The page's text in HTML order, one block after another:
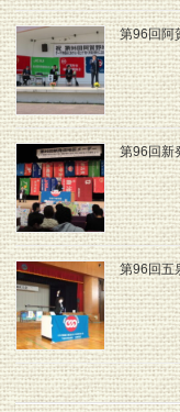
第96回阿
第96回新
第96回五